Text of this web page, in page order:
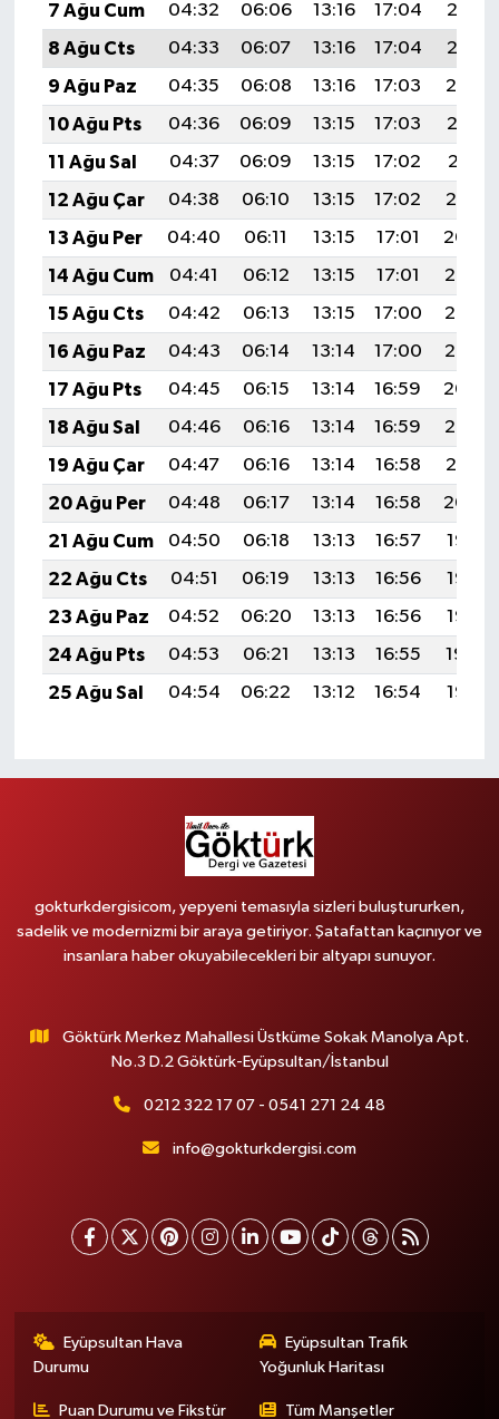
7 Ağu Cum
04:32 06:06 13:16 17:04
20:16
8 Ağu Cts
04:33 06:07 13:16 17:04
20:15
9 Ağu Paz
04:35 06:08 13:16 17:03
20:14
10 Ağu Pts
04:36 06:09 13:15 17:03
20:12
11 Ağu Sal
04:37 06:09 13:15 17:02
20:11
12 Ağu Çar
04:38 06:10 13:15 17:02
20:10
13 Ağu Per
04:40 06:11 13:15 17:01
20:09
14 Ağu Cum
04:41 06:12 13:15 17:01
20:08
15 Ağu Cts
04:42 06:13 13:15 17:00
20:06
16 Ağu Paz
04:43 06:14 13:14 17:00
20:05
17 Ağu Pts
04:45 06:15 13:14 16:59
20:04
18 Ağu Sal
04:46 06:16 13:14 16:59
20:02
19 Ağu Çar
04:47 06:16 13:14 16:58
20:01
20 Ağu Per
04:48 06:17 13:14 16:58
20:00
21 Ağu Cum
04:50 06:18 13:13 16:57
19:58
22 Ağu Cts
04:51 06:19 13:13 16:56
19:57
23 Ağu Paz
04:52 06:20 13:13 16:56
19:56
24 Ağu Pts
04:53 06:21 13:13 16:55
19:54
25 Ağu Sal
04:54 06:22 13:12 16:54 19:53
gokturkdergisicom, yepyeni temasıyla sizleri buluştururken,
sadelik ve modernizmi bir araya getiriyor. Şatafattan kaçınıyor ve
insanlara haber okuyabilecekleri bir altyapı sunuyor.
Göktürk Merkez Mahallesi Üstküme Sokak Manolya Apt.
No.3 D.2 Göktürk-Eyüpsultan/İstanbul
0212 322 17 07 - 0541 271 24 48
info@gokturkdergisi.com
Eyüpsultan Hava
Durumu
Eyüpsultan Trafik
Yoğunluk Haritası
Puan Durumu ve Fikstür Tüm Manşetler